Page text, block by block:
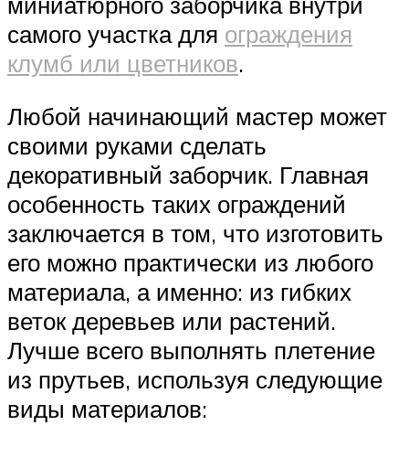
самого участка для ограждения
клумб или цветников.
Любой начинающий мастер может
своими руками сделать
декоративный заборчик. Главная
особенность таких ограждений
заключается в том, что изготовить
его можно практически из любого
материала, а именно: из гибких
веток деревьев или растений.
Лучше всего выполнять плетение
из прутьев, используя следующие
виды материалов: